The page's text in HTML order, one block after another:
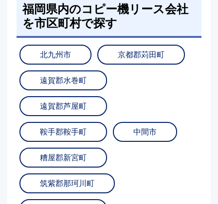
福岡県内のコピー機リース会社
を市区町村で探す
北九州市 京都郡苅田町
遠賀郡水巻町
遠賀郡芦屋町
鞍手郡鞍手町 中間市
糟屋郡新宮町
筑紫郡那珂川町